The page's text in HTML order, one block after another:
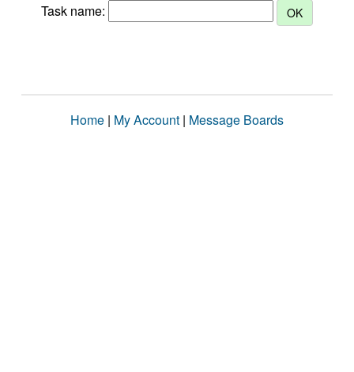
Task name:
Home | My Account | Message Boards